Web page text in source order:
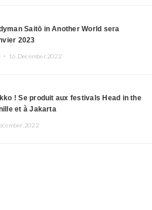
Saitō in Another World sera
2023
16.December.2022
! Se produit aux festivals Head in the
et à Jakarta